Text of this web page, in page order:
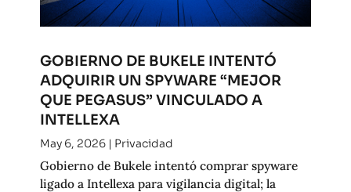
GOBIERNO DE BUKELE INTENTÓ
ADQUIRIR UN SPYWARE “MEJOR
QUE PEGASUS” VINCULADO A
INTELLEXA
May 6, 2026| Privacidad
Gobierno de Bukele intentó comprar spyware
ligado a Intellexa para vigilancia digital; la